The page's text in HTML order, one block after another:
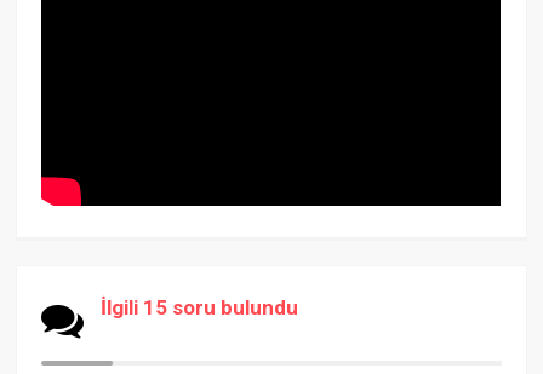
İlgili 15 soru bulundu